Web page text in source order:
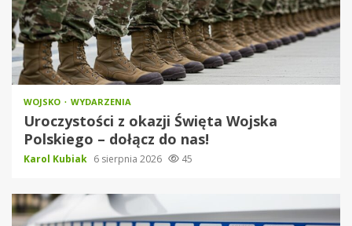
WOJSKO WYDARZENIA
Uroczystości z okazji Święta Wojska
Polskiego – dołącz do nas!
Karol Kubiak 6 sierpnia 2026 45